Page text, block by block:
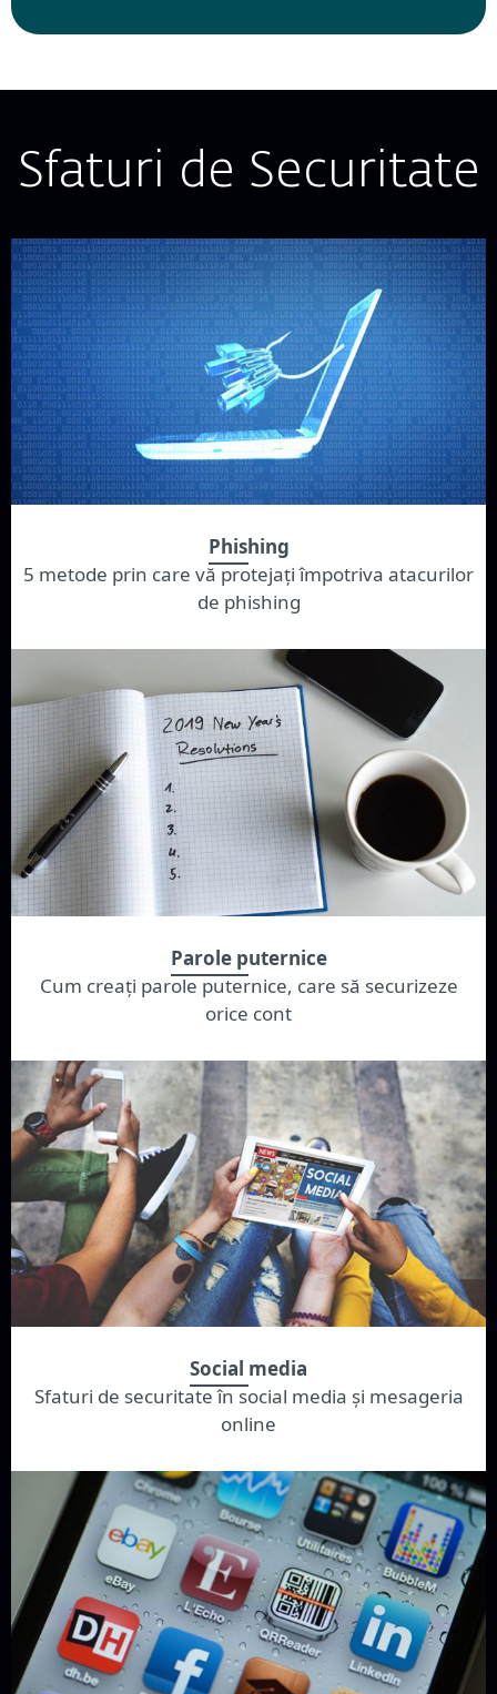
Sfaturi de Securitate
Phishing
5 metode prin care vă protejați împotriva atacurilor
de phishing
Parole puternice
Cum creați parole puternice, care să securizeze
orice cont
Social media
Sfaturi de securitate în social media și mesageria
online